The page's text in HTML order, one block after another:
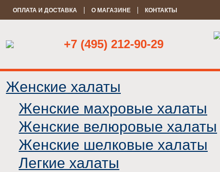
ОПЛАТА И ДОСТАВКА О МАГАЗИНЕ КОНТАКТЫ
+7 (495) 212-90-29
Женские халаты
Женские махровые халаты
Женские велюровые халаты
Женские шелковые халаты
Легкие халаты